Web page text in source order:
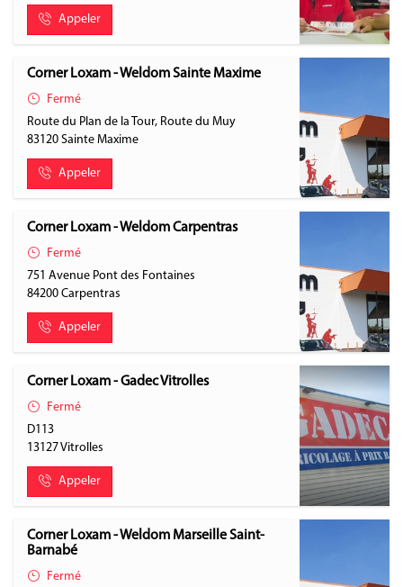
Appeler
Corner Loxam - Weldom Sainte Maxime
Fermé
Route du Plan de la Tour, Route du Muy
83120 Sainte Maxime
Appeler
Corner Loxam - Weldom Carpentras
Fermé
751 Avenue Pont des Fontaines
84200 Carpentras
Appeler
Corner Loxam - Gadec Vitrolles
Fermé
D113
13127Vitrolles
Appeler
Corner Loxam - Weldom Marseille Saint-
Barnabé
Fermé